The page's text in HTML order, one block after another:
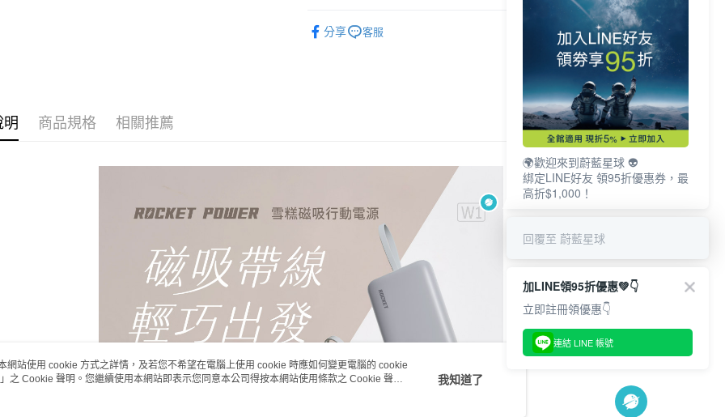
台灣樂天信用卡公司
每筆NT$60，滿NT$999(含以上)免運費
免運費
付款後萊爾富取貨
每筆NT$60，滿NT$999(含以上)免運費
7-11取貨付款
免運費
每筆NT$60，滿NT$999(含以上)免運費
分享 客服
明 商品規格 相關推薦
網站使用 cookie 方式之詳情，及若您不希望在電腦上使用 cookie 時應如何變更電腦的 cookie
」之 Cookie 聲明。您繼續使用本網站即表示您同意本公司得按本網站使用條款之 Cookie 聲明
我知道了
🌍歡迎來到蔚藍星球 👽
綁定LINE好友 領95折優惠券，最
高折$1,000！
回覆至 蔚藍星球
加LINE領95折優惠💚👇
立即註冊領優惠👇
連結 LINE 帳號